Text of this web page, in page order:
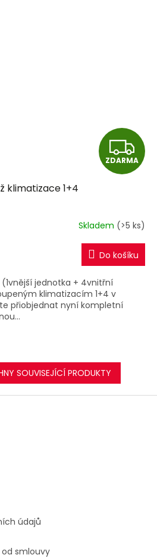
Z
D
R
M
A
ZDARMA
klimatizace 1+4
Skladem (>5 ks)
Do košíku
jednotka + 4vnitřní
klimatizacím 1+4 v
přiobjednat nyní kompletní
SOUVISEJÍCÍ PRODUKTY
údajů
smlouvy